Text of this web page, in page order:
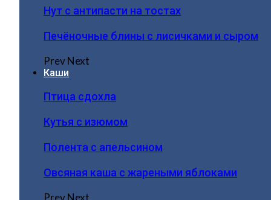
Нут с антипасти на тостах
Печёночные блины с лисичками и сыром
PrevNext
Каши
Птица сдохла
Кутья с изюмом
Полента с апельсином
Овсяная каша с жареными яблоками
PrevNext